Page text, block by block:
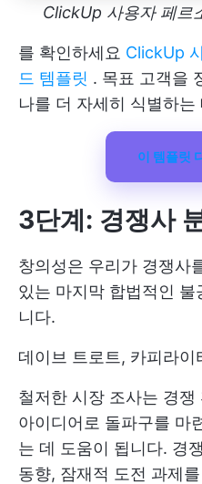
ClickUp 사용자 페르
를 확인하세요 ClickUp
드 템플릿 . 목표 고객을
나를 더 자세히 식별하
이 템플릿
3단계: 경쟁사
창의성은 우리가 경쟁사
있는 마지막 합법적인
니다.
데이브 트로트, 카피라이
철저한 시장 조사는 경
아이디어로 돌파구를 마
는 데 도움이 됩니다. 경
동향, 잠재적 도전 과제